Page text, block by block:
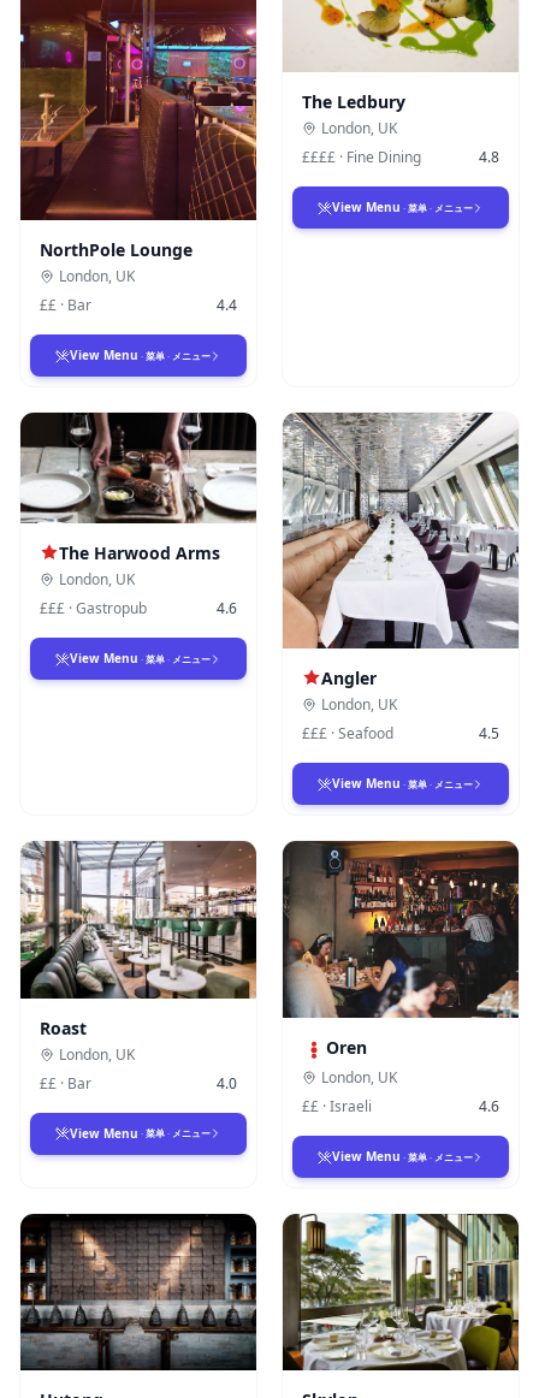
NorthPole Lounge
London, UK
££ · Bar 4.4
View Menu · 菜单 · メニュー
The Ledbury
London, UK
££££ · Fine Dining 4.8
View Menu · 菜单 · メニュー
The Harwood Arms
London, UK
£££ ·Gastropub 4.6
View Menu · 菜单 · メニュー
Angler
London, UK
£££ ·Seafood 4.5
View Menu · 菜单 · メニュー
Roast
London, UK
££ · Bar 4.0
View Menu · 菜单 · メニュー
Oren
London, UK
££ ·Israeli 4.6
View Menu · 菜单 · メニュー